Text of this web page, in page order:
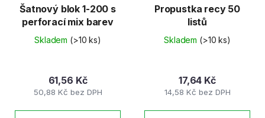
Šatnový blok 1-200 s
perforací mix barev
Skladem (>10 ks)
50,88 Kč bez DPH
61,56 Kč
Propustka recy 50
listů
Skladem (>10 ks)
14,58 Kč bez DPH
17,64 Kč